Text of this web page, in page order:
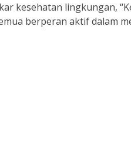
kesehatan lingkungan,
berperan aktif dalam